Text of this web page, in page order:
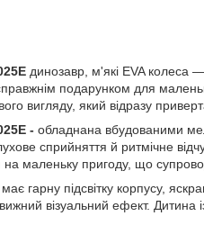
динозавр, м'які EVA колеса
подарунком для
вигляду, який відразу
- обладнана вбудованими
сприйняття й ритмічне
на маленьку пригоду, що
має гарну підсвітку корпусу,
візуальний ефект. Дитина